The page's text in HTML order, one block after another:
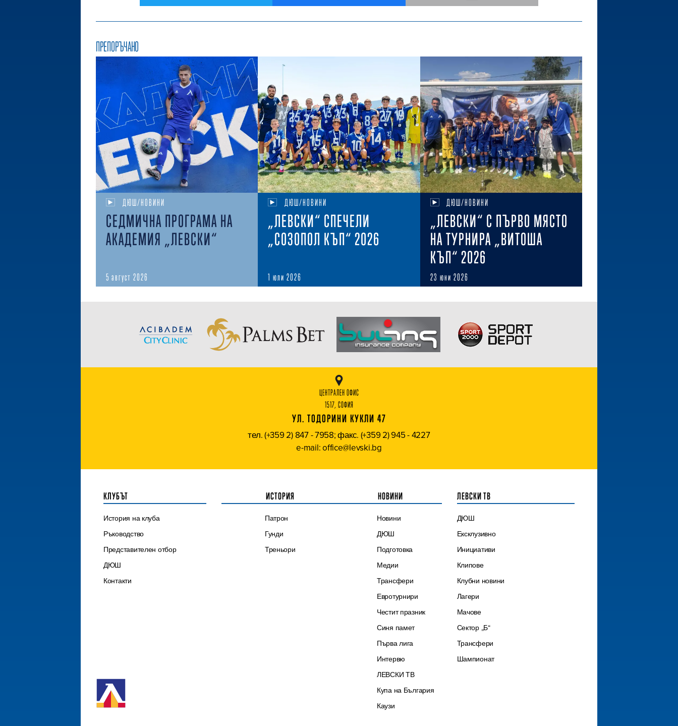
ПРЕПОРЪЧАНО
ДЮШ/НОВИНИ
СЕДМИЧНА ПРОГРАМА НА
АКАДЕМИЯ „ЛЕВСКИ“
5 август 2026
ДЮШ/НОВИНИ
„ЛЕВСКИ“ СПЕЧЕЛИ
„СОЗОПОЛ КЪП“ 2026
1 юли 2026
ДЮШ/НОВИНИ
„ЛЕВСКИ“ С ПЪРВО МЯСТО
НА ТУРНИРА „ВИТОША
КЪП“ 2026
23 юни 2026
ЦЕНТРАЛЕН ОФИС
1517, СОФИЯ
УЛ. ТОДОРИНИ КУКЛИ 47
тел. (+359 2) 847 - 7958; факс. (+359 2) 945 - 4227
e-mail: office@levski.bg
КЛУБЪТ
История на клуба
Ръководство
Представителен отбор
ДЮШ
Контакти
ИСТОРИЯ
Патрон
Гунди
Треньори
НОВИНИ
Новини
ДЮШ
Подготовка
Медии
Трансфери
Евротурнири
Честит празник
Синя памет
Първа лига
Интервю
ЛЕВСКИ ТВ
Купа на България
Каузи
ЛЕВСКИ ТВ
ДЮШ
Ексклузивно
Инициативи
Клипове
Клубни новини
Лагери
Мачове
Сектор „Б“
Трансфери
Шампионат